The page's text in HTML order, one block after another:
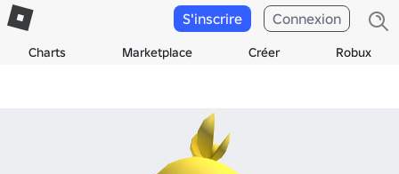
Charts Marketplace Créer Robux
S'inscrire Connexion